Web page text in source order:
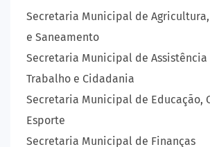
Secretaria Municipal de
e Saneamento
Secretaria Municipal de Assistência
Trabalho e Cidadania
Secretaria Municipal de Educação,
Esporte
Secretaria Municipal de Finanças